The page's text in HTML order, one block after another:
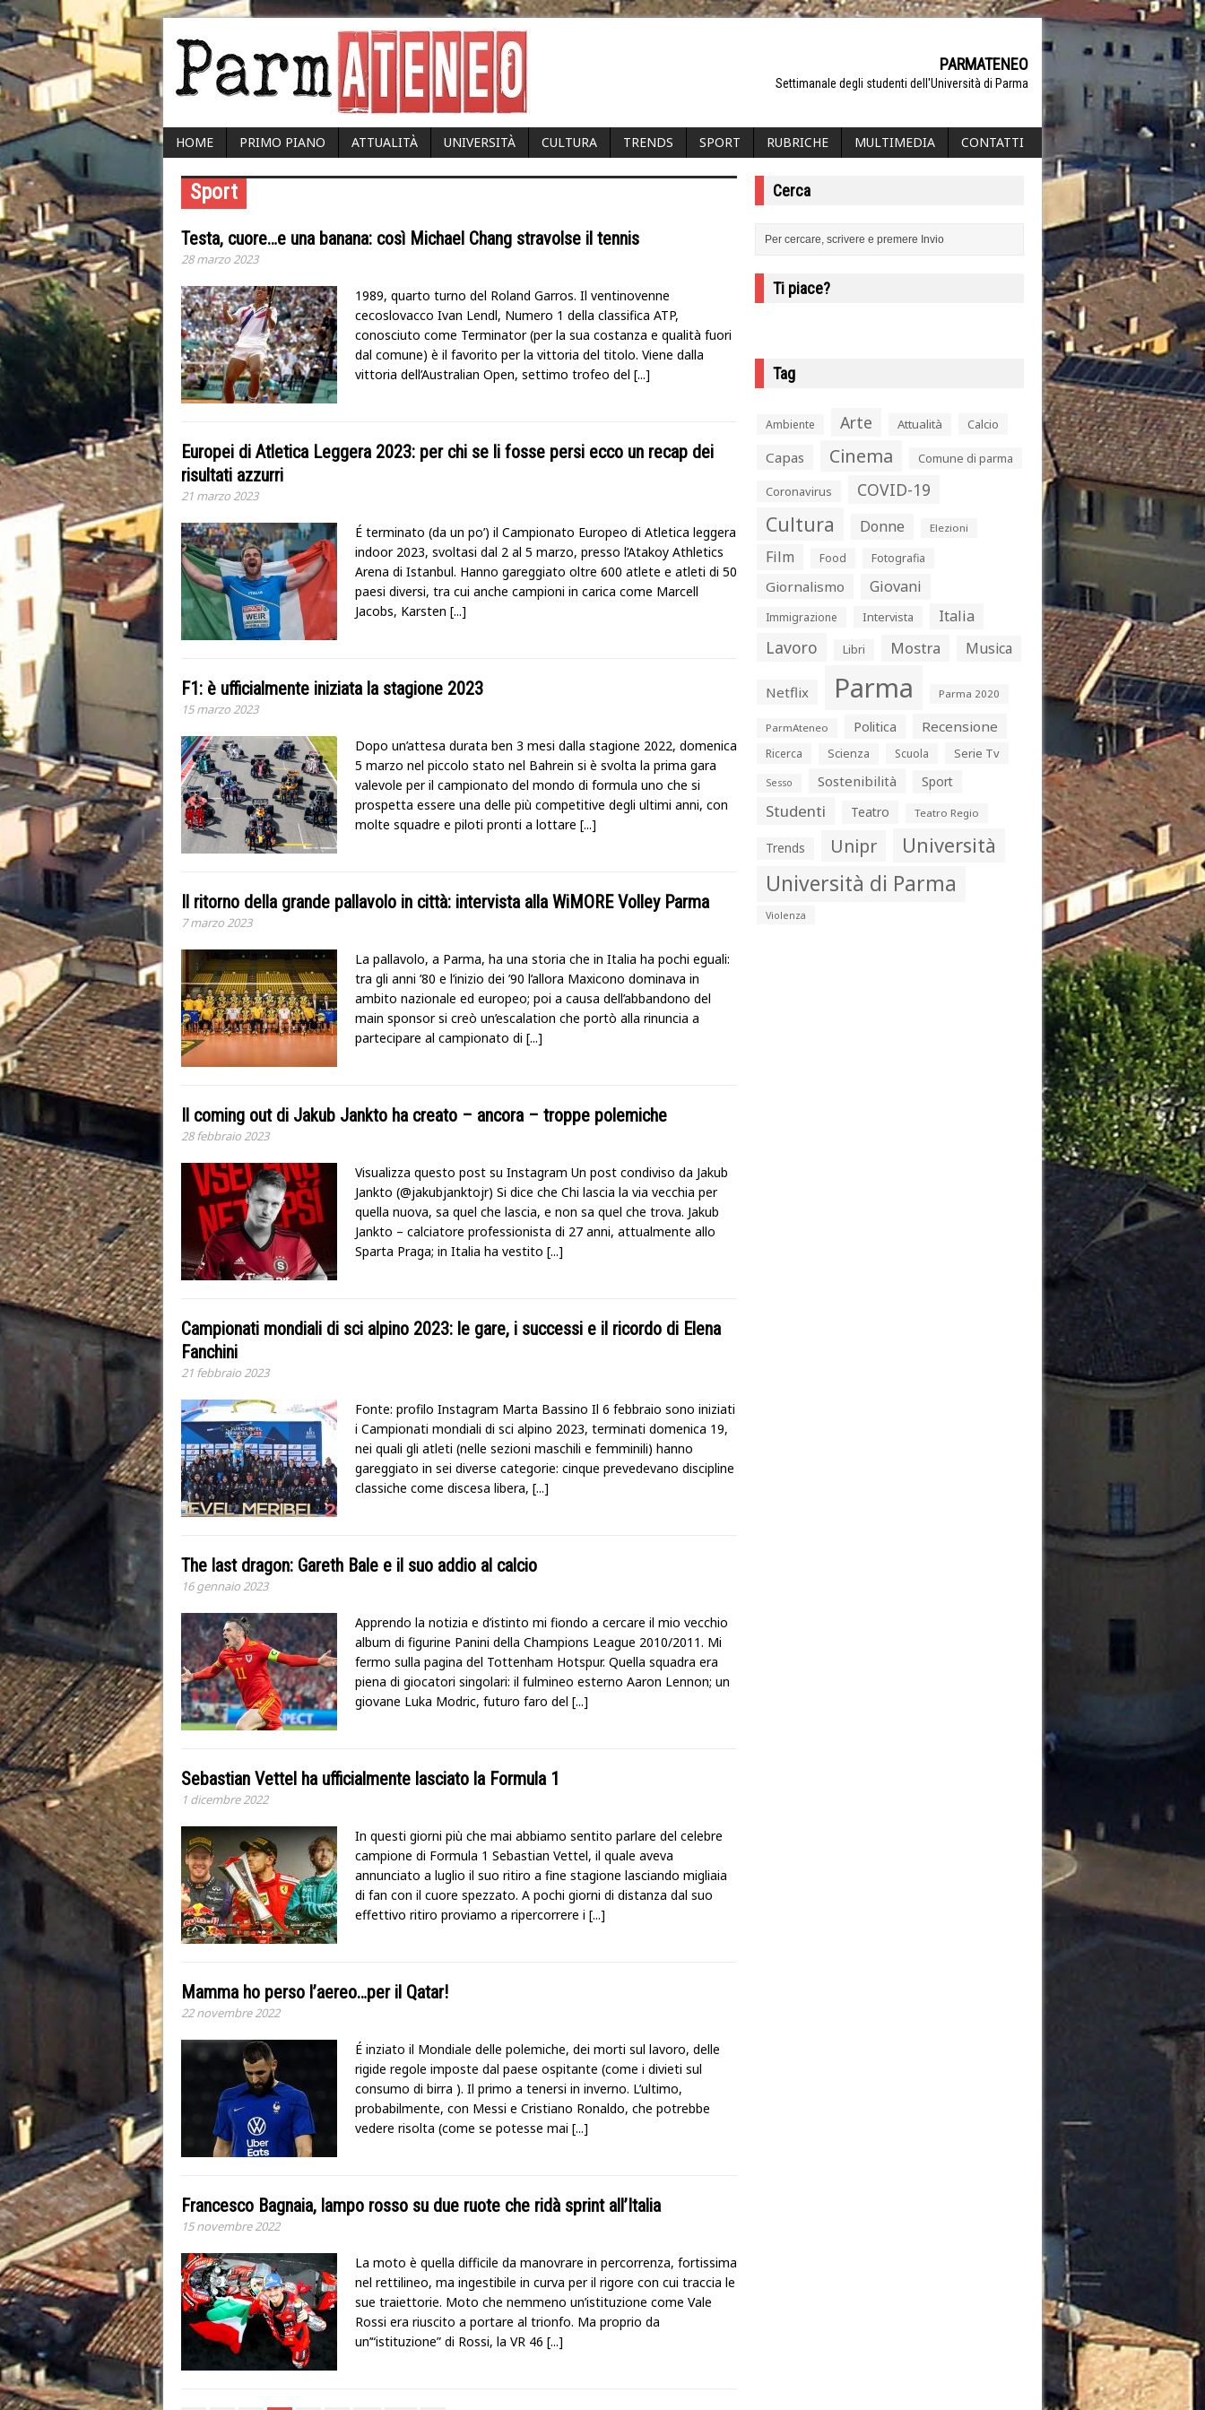
PARMATENEO
Settimanale degli studenti dell'Università di Parma
HOME PRIMO PIANO ATTUALITÀ UNIVERSITÀ CULTURA TRENDS SPORT RUBRICHE MULTIMEDIA CONTATTI
Sport
Testa, cuore…e una banana: così Michael Chang stravolse il tennis
28 marzo 2023
1989, quarto turno del Roland Garros. Il ventinovenne
cecoslovacco Ivan Lendl, Numero 1 della classifica ATP,
conosciuto come Terminator (per la sua costanza e qualità fuori
dal comune) è il favorito per la vittoria del titolo. Viene dalla
vittoria dell’Australian Open, settimo trofeo del [...]
Europei di Atletica Leggera 2023: per chi se li fosse persi ecco un recap dei
risultati azzurri
21 marzo 2023
É terminato (da un po’) il Campionato Europeo di Atletica leggera
indoor 2023, svoltasi dal 2 al 5 marzo, presso l’Atakoy Athletics
Arena di Istanbul. Hanno gareggiato oltre 600 atlete e atleti di 50
paesi diversi, tra cui anche campioni in carica come Marcell
Jacobs, Karsten [...]
F1: è ufficialmente iniziata la stagione 2023
15 marzo 2023
Dopo un’attesa durata ben 3 mesi dalla stagione 2022, domenica
5 marzo nel piccolo stato nel Bahrein si è svolta la prima gara
valevole per il campionato del mondo di formula uno che si
prospetta essere una delle più competitive degli ultimi anni, con
molte squadre e piloti pronti a lottare [...]
Il ritorno della grande pallavolo in città: intervista alla WiMORE Volley Parma
7 marzo 2023
La pallavolo, a Parma, ha una storia che in Italia ha pochi eguali:
tra gli anni ’80 e l’inizio dei ’90 l’allora Maxicono dominava in
ambito nazionale ed europeo; poi a causa dell’abbandono del
main sponsor si creò un’escalation che portò alla rinuncia a
partecipare al campionato di [...]
Il coming out di Jakub Jankto ha creato – ancora – troppe polemiche
28 febbraio 2023
Visualizza questo post su Instagram Un post condiviso da Jakub
Jankto (@jakubjanktojr) Si dice che Chi lascia la via vecchia per
quella nuova, sa quel che lascia, e non sa quel che trova. Jakub
Jankto – calciatore professionista di 27 anni, attualmente allo
Sparta Praga; in Italia ha vestito [...]
Campionati mondiali di sci alpino 2023: le gare, i successi e il ricordo di Elena
Fanchini
21 febbraio 2023
Fonte: profilo Instagram Marta Bassino Il 6 febbraio sono iniziati
i Campionati mondiali di sci alpino 2023, terminati domenica 19,
nei quali gli atleti (nelle sezioni maschili e femminili) hanno
gareggiato in sei diverse categorie: cinque prevedevano discipline
classiche come discesa libera, [...]
The last dragon: Gareth Bale e il suo addio al calcio
16 gennaio 2023
Apprendo la notizia e d’istinto mi fiondo a cercare il mio vecchio
album di figurine Panini della Champions League 2010/2011. Mi
fermo sulla pagina del Tottenham Hotspur. Quella squadra era
piena di giocatori singolari: il fulmineo esterno Aaron Lennon; un
giovane Luka Modric, futuro faro del [...]
Sebastian Vettel ha ufficialmente lasciato la Formula 1
1 dicembre 2022
In questi giorni più che mai abbiamo sentito parlare del celebre
campione di Formula 1 Sebastian Vettel, il quale aveva
annunciato a luglio il suo ritiro a fine stagione lasciando migliaia
di fan con il cuore spezzato. A pochi giorni di distanza dal suo
effettivo ritiro proviamo a ripercorrere i [...]
Mamma ho perso l’aereo…per il Qatar!
22 novembre 2022
É inziato il Mondiale delle polemiche, dei morti sul lavoro, delle
rigide regole imposte dal paese ospitante (come i divieti sul
consumo di birra ). Il primo a tenersi in inverno. L’ultimo,
probabilmente, con Messi e Cristiano Ronaldo, che potrebbe
vedere risolta (come se potesse mai [...]
Francesco Bagnaia, lampo rosso su due ruote che ridà sprint all’Italia
15 novembre 2022
La moto è quella difficile da manovrare in percorrenza, fortissima
nel rettilineo, ma ingestibile in curva per il rigore con cui traccia le
sue traiettorie. Moto che nemmeno un’istituzione come Vale
Rossi era riuscito a portare al trionfo. Ma proprio da
un’“istituzione” di Rossi, la VR 46 [...]
Cerca
Ti piace?
Tag
Ambiente Arte Attualità Calcio
Capas Cinema Comune di parma
Coronavirus COVID-19
Cultura Donne Elezioni
Film Food Fotografia
Giornalismo Giovani
Immigrazione Intervista Italia
Lavoro Libri Mostra Musica
Netflix Parma Parma 2020
ParmAteneo Politica Recensione
Ricerca Scienza Scuola Serie Tv
Sesso Sostenibilità Sport
Studenti Teatro Teatro Regio
Trends Unipr Università
Università di Parma
Violenza